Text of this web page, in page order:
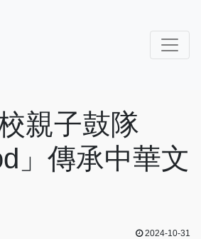
親子鼓隊
」傳承中華文
2024-10-31